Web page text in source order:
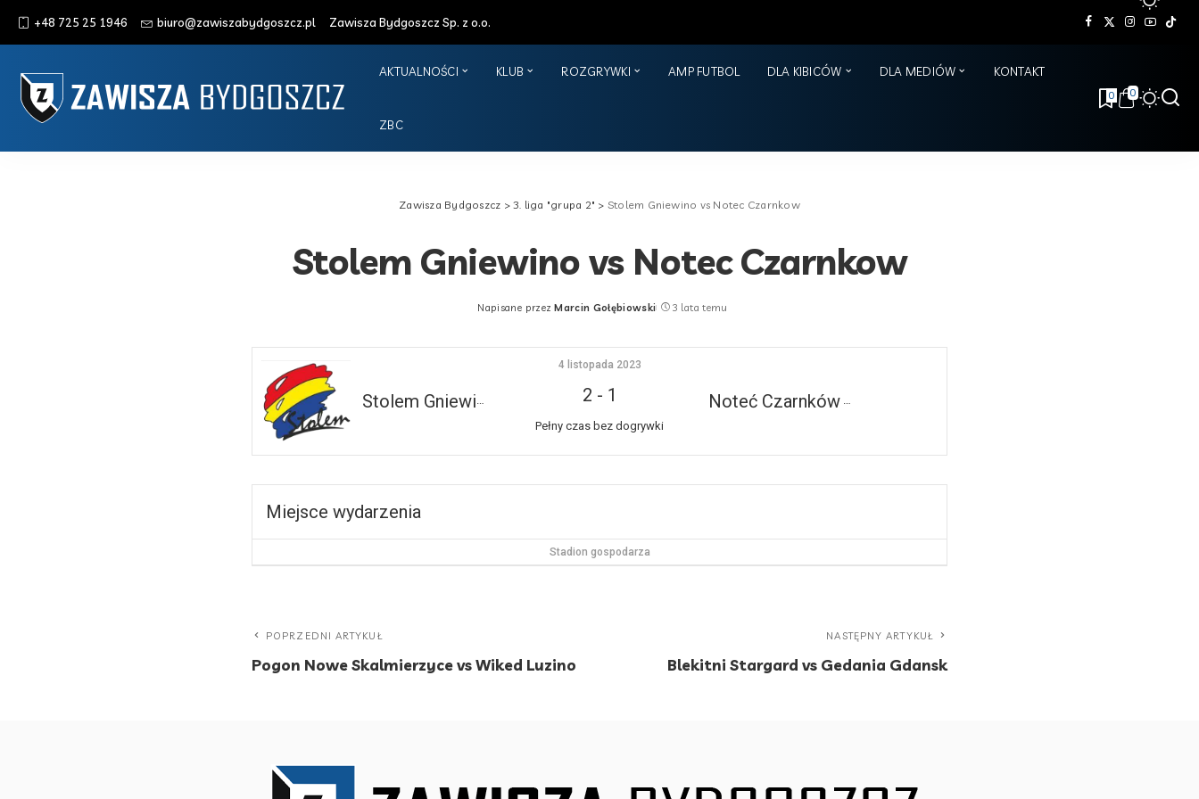
+48 725 25 1946 biuro@zawiszabydgoszcz.pl Zawisza Bydgoszcz Sp. z o.o.
AKTUALNOŚCI KLUB ROZGRYWKI AMP FUTBOL DLA KIBICÓW DLA MEDIÓW KONTAKT
ZBC
0 0
Zawisza Bydgoszcz >3. liga "grupa 2" > Stolem Gniewino vs Notec Czarnkow
Stolem Gniewino vs Notec Czarnkow
Posted
Napisane przez Marcin Gołębiowski 3 lata temu
Stolem Gniewino Noteć Czarnków
4 listopada 2023
2 - 1
Pełny czas bez dogrywki
Miejsce wydarzenia
Stadion gospodarza
POPRZEDNI ARTYKUŁ
Pogon Nowe Skalmierzyce vs Wiked Luzino
NASTĘPNY ARTYKUŁ
Blekitni Stargard vs Gedania Gdansk